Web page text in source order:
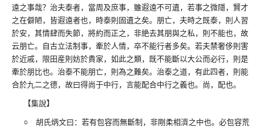
遠之事哉？治夫泰者，當周及庶事，雖遐遠不可遺，若事之微隱，賢才
之在僻陋，皆遐遠者也，時泰則固遺之矣。朋亡，夫時之既泰，則人習
於安，其情肆而失節，將約而正之，非絶去其朋與之私，則不能也，故
云朋亡。自古立法制事，牽於人情，卒不能行者多矣。若夫禁奢侈則害
於近戚，限田産則妨於貴家，如此之類，既不能斷以大公而必行，則是
牽於朋比也。治泰不能朋亡，則為之難矣。治泰之道，有此四者，則能
合於九二之德，故曰得尚于中行，言能配合中行之義也。尚，配也。
【集說】
○ 胡氏炳文曰：若有包容而無斷制，非剛柔相濟之中也。必包容荒